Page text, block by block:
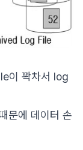
이 꽉차서 log
문에 데이터 손